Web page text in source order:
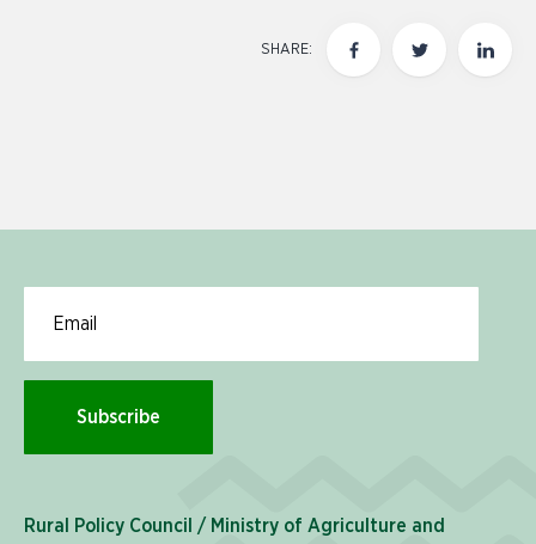
SHARE:
Subscribe
Rural Policy Council / Ministry of Agriculture and